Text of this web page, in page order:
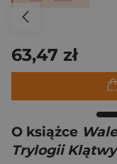
63,47 zł
O książce
Trylogii Klątwy